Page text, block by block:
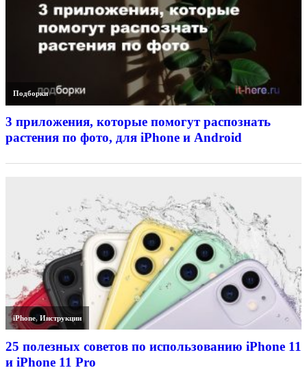
Подборки
3 приложения, которые помогут распознать
растения по фото, для iPhone и Android
iPhone,Инструкции
25 полезных советов по использованию iPhone 11
и iPhone 11 Pro